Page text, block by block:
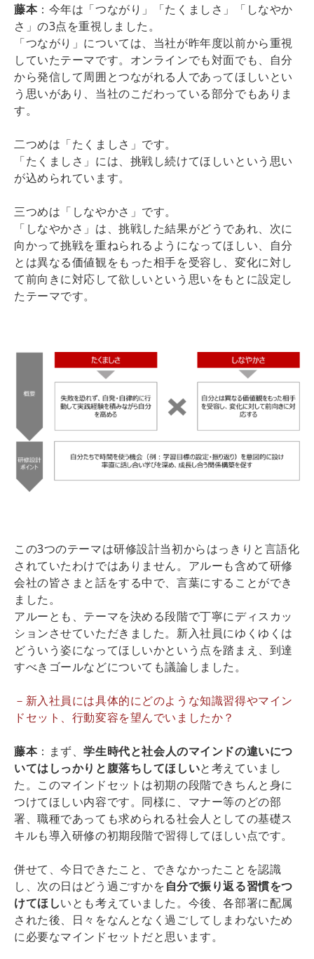
藤本：今年は「つながり」「たくましさ」「しなやか
さ」の3点を重視しました。
「つながり」については、当社が昨年度以前から重視
していたテーマです。オンラインでも対面でも、自分
から発信して周囲とつながれる人であってほしいとい
う思いがあり、当社のこだわっている部分でもありま
す。
二つめは「たくましさ」です。
「たくましさ」には、挑戦し続けてほしいという思い
が込められています。
三つめは「しなやかさ」です。
「しなやかさ」は、挑戦した結果がどうであれ、次に
向かって挑戦を重ねられるようになってほしい、自分
とは異なる価値観をもった相手を受容し、変化に対し
て前向きに対応して欲しいという思いをもとに設定し
たテーマです。
この3つのテーマは研修設計当初からはっきりと言語化
されていたわけではありません。アルーも含めて研修
会社の皆さまと話をする中で、言葉にすることができ
ました。
アルーとも、テーマを決める段階で丁寧にディスカッ
ションさせていただきました。新入社員にゆくゆくは
どういう姿になってほしいかという点を踏まえ、到達
すべきゴールなどについても議論しました。
－新入社員には具体的にどのような知識習得やマイン
ドセット、行動変容を望んでいましたか？
藤本：まず、学生時代と社会人のマインドの違いにつ
いてはしっかりと腹落ちしてほしいと考えていまし
た。このマインドセットは初期の段階できちんと身に
つけてほしい内容です。同様に、マナー等のどの部
署、職種であっても求められる社会人としての基礎ス
キルも導入研修の初期段階で習得してほしい点です。
併せて、今日できたこと、できなかったことを認識
し、次の日はどう過ごすかを自分で振り返る習慣をつ
けてほしいとも考えていました。今後、各部署に配属
された後、日々をなんとなく過ごしてしまわないため
に必要なマインドセットだと思います。